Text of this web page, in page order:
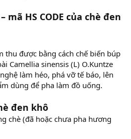
mã HS CODE của chè đen
thu được bằng cách chế biến búp
Camellia sinensis (L) O.Kuntze
làm héo, phá vỡ tế báo, lên
dùng để pha làm đồ uống.
đen khô
chè (đã hoặc chưa pha hương